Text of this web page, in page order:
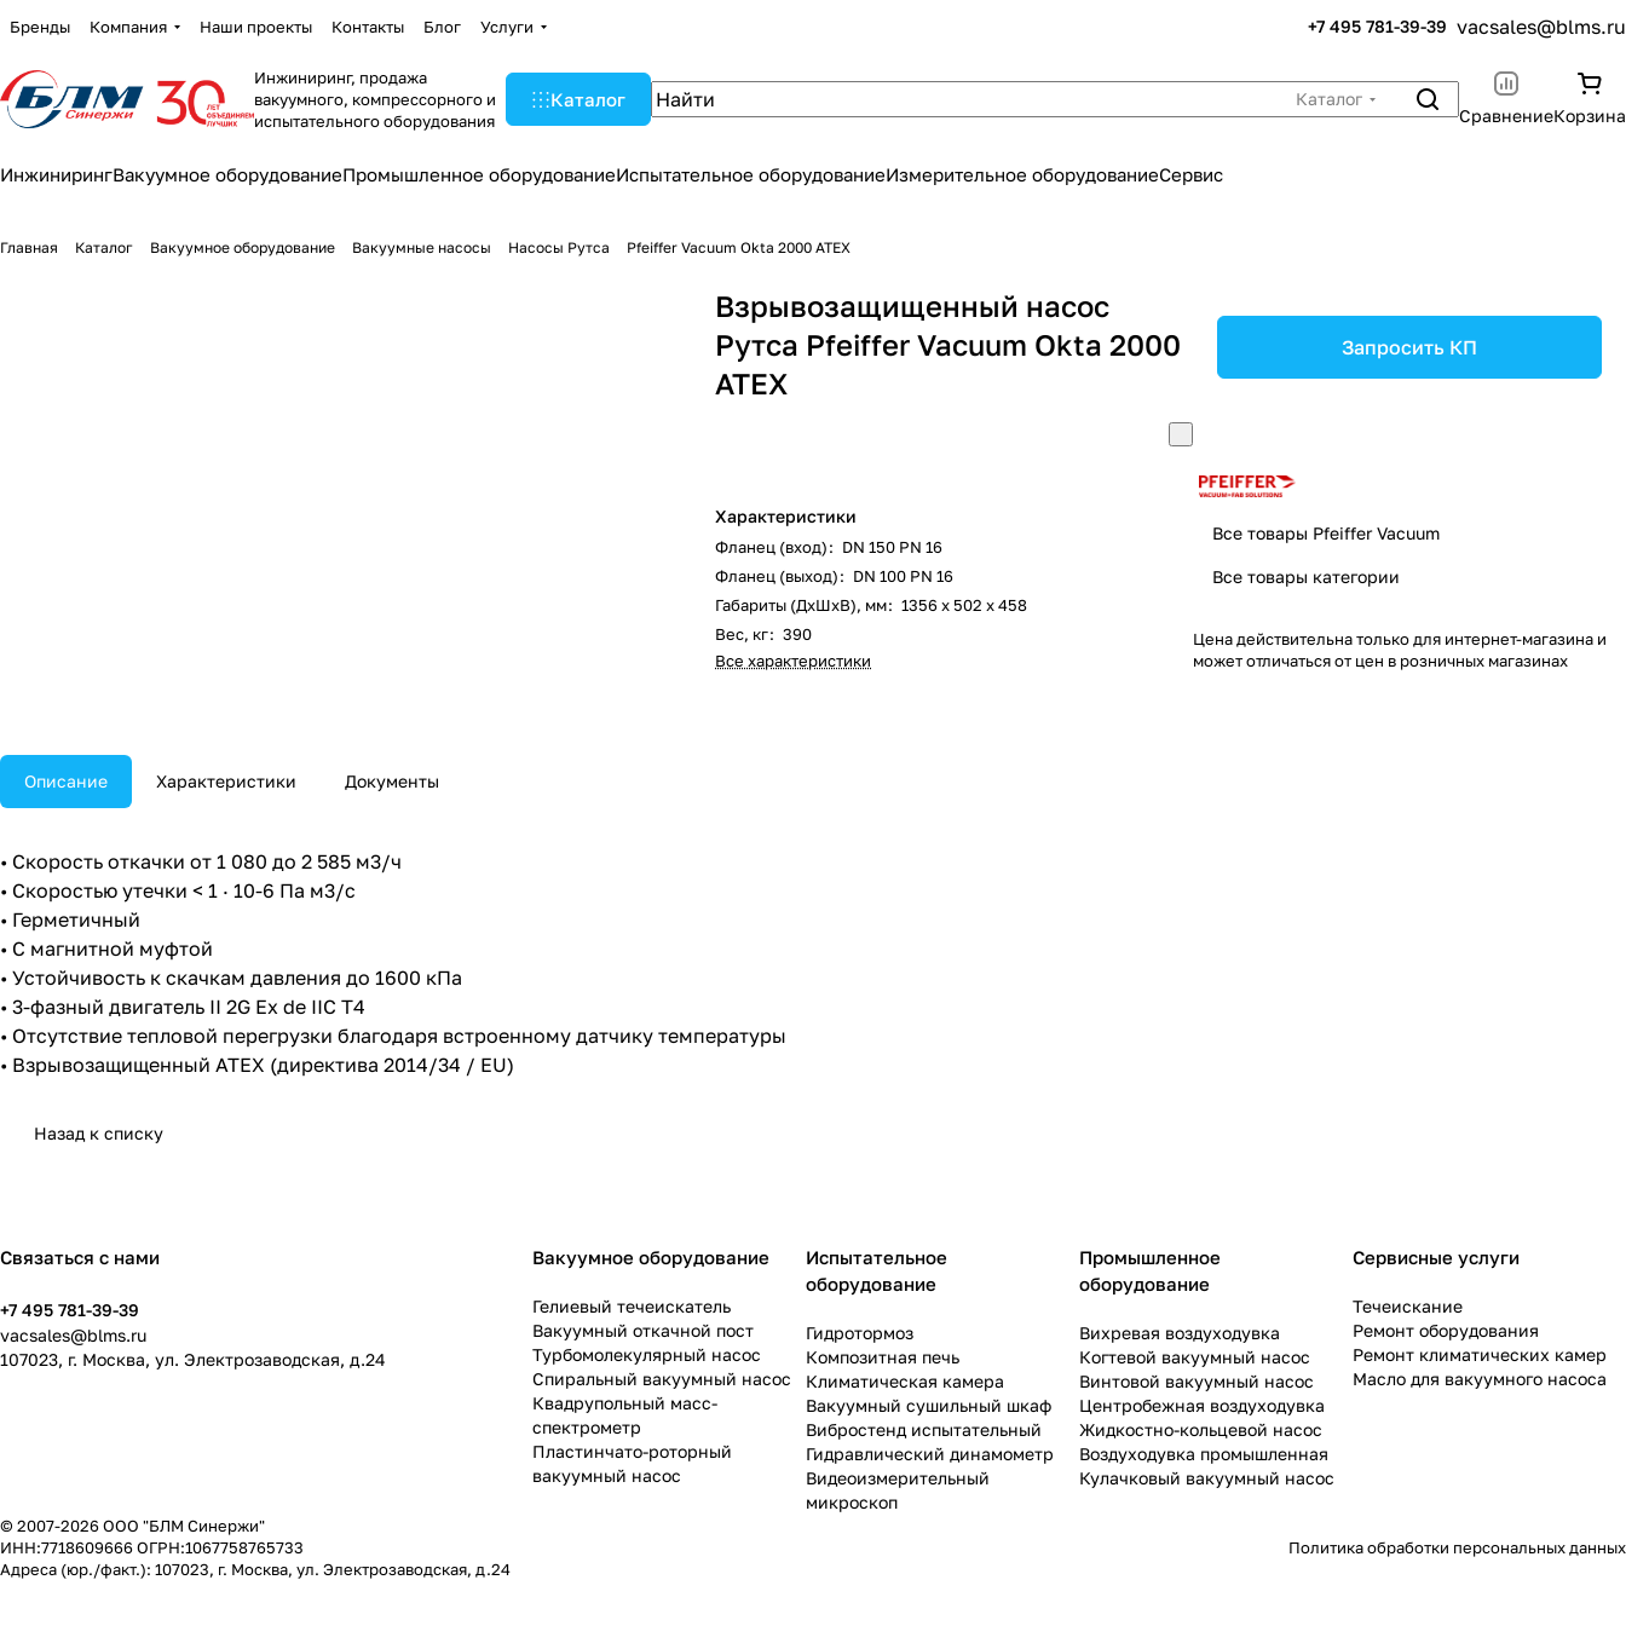
Бренды Компания Наши проекты Контакты Блог Услуги +7 495 781-39-39 vacsales@blms.ru
Инжиниринг, продажа
вакуумного, компрессорного и
испытательного оборудования
Каталог
Каталог
СравнениеКорзина
ИнжинирингВакуумное оборудованиеПромышленное оборудованиеИспытательное оборудованиеИзмерительное оборудованиеСервис
Главная Каталог Вакуумное оборудование Вакуумные насосы Насосы Рутса Pfeiffer Vacuum Okta 2000 ATEX
Взрывозащищенный насос
Рутса Pfeiffer Vacuum Okta 2000
ATEX
Характеристики
Фланец (вход): DN 150 PN 16
Фланец (выход): DN 100 PN 16
Габариты (ДxШxВ), мм: 1356 x 502 x 458
Вес, кг: 390
Все характеристики
Запросить КП
Все товары Pfeiffer Vacuum
Все товары категории
Цена действительна только для интернет-магазина и
может отличаться от цен в розничных магазинах
Описание Характеристики Документы
• Скорость откачки от 1 080 до 2 585 м3/ч
• Скоростью утечки < 1 · 10-6 Па м3/с
• Герметичный
• С магнитной муфтой
• Устойчивость к скачкам давления до 1600 кПа
• 3-фазный двигатель II 2G Ex de IIC T4
• Отсутствие тепловой перегрузки благодаря встроенному датчику температуры
• Взрывозащищенный ATEX (директива 2014/34 / EU)
Назад к списку
Связаться с нами
+7 495 781-39-39
vacsales@blms.ru
107023, г. Москва, ул. Электрозаводская, д.24
Вакуумное оборудование
Гелиевый течеискатель
Вакуумный откачной пост
Турбомолекулярный насос
Спиральный вакуумный насос
Квадрупольный масс-
спектрометр
Пластинчато-роторный
вакуумный насос
Испытательное
оборудование
Гидротормоз
Композитная печь
Климатическая камера
Вакуумный сушильный шкаф
Вибростенд испытательный
Гидравлический динамометр
Видеоизмерительный
микроскоп
Промышленное
оборудование
Вихревая воздуходувка
Когтевой вакуумный насос
Винтовой вакуумный насос
Центробежная воздуходувка
Жидкостно-кольцевой насос
Воздуходувка промышленная
Кулачковый вакуумный насос
Сервисные услуги
Течеискание
Ремонт оборудования
Ремонт климатических камер
Масло для вакуумного насоса
© 2007-2026 ООО "БЛМ Синержи"
ИНН:7718609666 ОГРН:1067758765733
Адреса (юр./факт.): 107023, г. Москва, ул. Электрозаводская, д.24
Политика обработки персональных данных